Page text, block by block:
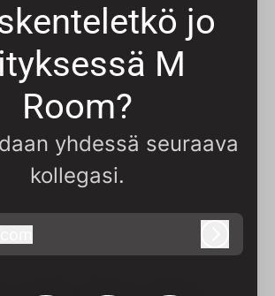
jo
M
Room?
yhdessä seuraava
kollegasi.